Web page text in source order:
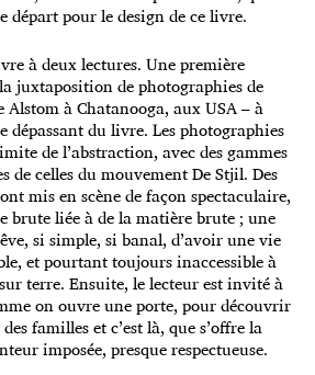
départ pour le design de ce livre.
à deux lectures. Une première
juxtaposition de photographies de
Alstom à Chatanooga, aux USA – à
dépassant du livre. Les photographies
de l’abstraction, avec des gammes
de celles du mouvement De Stjil. Des
mis en scène de façon spectaculaire,
brute liée à de la matière brute ; une
si simple, si banal, d’avoir une vie
et pourtant toujours inaccessible à
terre. Ensuite, le lecteur est invité à
on ouvre une porte, pour découvrir
familles et c’est là, que s’offre la
imposée, presque respectueuse.